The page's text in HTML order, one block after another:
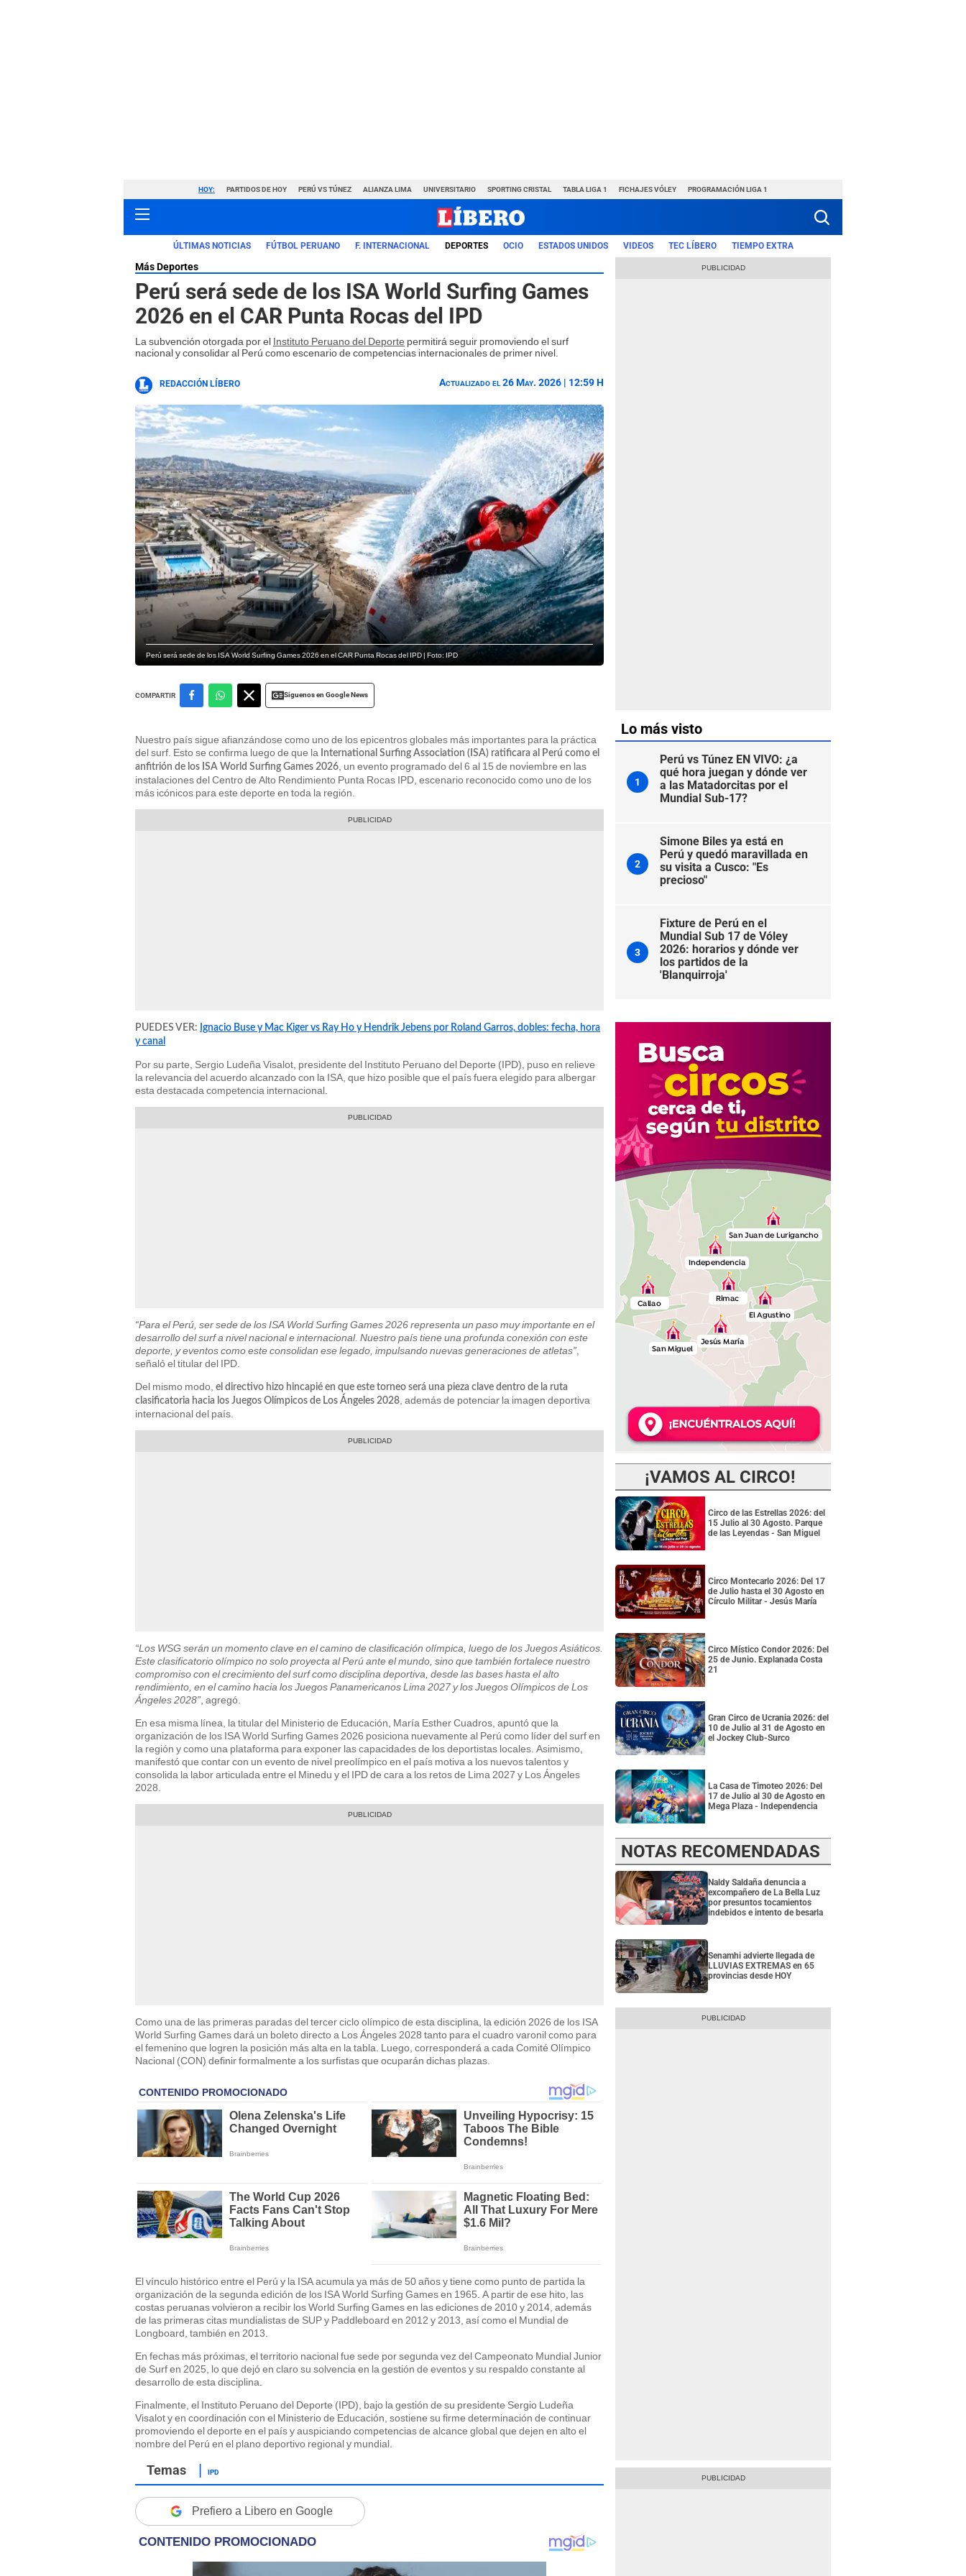
HOY: PARTIDOS DE HOY PERÚ VS TÚNEZ ALIANZA LIMA UNIVERSITARIO SPORTING CRISTAL TABLA LIGA 1 FICHAJES VÓLEY PROGRAMACIÓN LIGA 1
ÚLTIMAS NOTICIAS FÚTBOL PERUANO F. INTERNACIONAL DEPORTES OCIO ESTADOS UNIDOS VIDEOS TEC LÍBERO TIEMPO EXTRA
Más Deportes
Perú será sede de los ISA World Surfing Games
2026 en el CAR Punta Rocas del IPD
La subvención otorgada por el Instituto Peruano del Deporte permitirá seguir promoviendo el surf
nacional y consolidar al Perú como escenario de competencias internacionales de primer nivel.
REDACCIÓN LÍBERO Actualizado el 26 May. 2026 | 12:59 H
Perú será sede de los ISA World Surfing Games 2026 en el CAR Punta Rocas del IPD | Foto: IPD
COMPARTIR Siguenos en Google News
Nuestro país sigue afianzándose como uno de los epicentros globales más importantes para la práctica
del surf. Esto se confirma luego de que la International Surfing Association (ISA) ratificara al Perú como el
anfitrión de los ISA World Surfing Games 2026 , un evento programado del 6 al 15 de noviembre en las
instalaciones del Centro de Alto Rendimiento Punta Rocas IPD, escenario reconocido como uno de los
más icónicos para este deporte en toda la región.
PUEDES VER: Ignacio Buse y Mac Kiger vs Ray Ho y Hendrik Jebens por Roland Garros, dobles: fecha, hora
y canal
Por su parte, Sergio Ludeña Visalot, presidente del Instituto Peruano del Deporte (IPD), puso en relieve
la relevancia del acuerdo alcanzado con la ISA, que hizo posible que el país fuera elegido para albergar
esta destacada competencia internacional.
“Para el Perú, ser sede de los ISA World Surfing Games 2026 representa un paso muy importante en el
desarrollo del surf a nivel nacional e internacional. Nuestro país tiene una profunda conexión con este
deporte, y eventos como este consolidan ese legado, impulsando nuevas generaciones de atletas”
señaló el titular del IPD.
Del mismo modo, el directivo hizo hincapié en que este torneo será una pieza clave dentro de la ruta
clasificatoria hacia los Juegos Olímpicos de Los Ángeles 2028 , además de potenciar la imagen deportiva
internacional del país.
“Los WSG serán un momento clave en el camino de clasificación olímpica, luego de los Juegos Asiáticos.
Este clasificatorio olímpico no solo proyecta al Perú ante el mundo, sino que también fortalece nuestro
compromiso con el crecimiento del surf como disciplina deportiva, desde las bases hasta el alto
rendimiento, en el camino hacia los Juegos Panamericanos Lima 2027 y los Juegos Olímpicos de Los
Ángeles 2028” , agregó.
En esa misma línea, la titular del Ministerio de Educación, María Esther Cuadros, apuntó que la
organización de los ISA World Surfing Games 2026 posiciona nuevamente al Perú como líder del surf en
la región y como una plataforma para exponer las capacidades de los deportistas locales. Asimismo,
manifestó que contar con un evento de nivel preolímpico en el país motiva a los nuevos talentos y
consolida la labor articulada entre el Minedu y el IPD de cara a los retos de Lima 2027 y Los Ángeles
2028.
Como una de las primeras paradas del tercer ciclo olímpico de esta disciplina, la edición 2026 de los ISA
World Surfing Games dará un boleto directo a Los Ángeles 2028 tanto para el cuadro varonil como para
el femenino que logren la posición más alta en la tabla. Luego, corresponderá a cada Comité Olímpico
Nacional (CON) definir formalmente a los surfistas que ocuparán dichas plazas.
El vínculo histórico entre el Perú y la ISA acumula ya más de 50 años y tiene como punto de partida la
organización de la segunda edición de los ISA World Surfing Games en 1965. A partir de ese hito, las
costas peruanas volvieron a recibir los World Surfing Games en las ediciones de 2010 y 2014, además
de las primeras citas mundialistas de SUP y Paddleboard en 2012 y 2013, así como el Mundial de
Longboard, también en 2013.
En fechas más próximas, el territorio nacional fue sede por segunda vez del Campeonato Mundial Junior
de Surf en 2025, lo que dejó en claro su solvencia en la gestión de eventos y su respaldo constante al
desarrollo de esta disciplina.
Finalmente, el Instituto Peruano del Deporte (IPD), bajo la gestión de su presidente Sergio Ludeña
Visalot y en coordinación con el Ministerio de Educación, sostiene su firme determinación de continuar
promoviendo el deporte en el país y auspiciando competencias de alcance global que dejen en alto el
nombre del Perú en el plano deportivo regional y mundial.
IPD
Prefiero a Libero en Google
Lo más visto
1
Perú vs Túnez EN VIVO: ¿a
qué hora juegan y dónde ver
a las Matadorcitas por el
Mundial Sub-17?
2
Simone Biles ya está en
Perú y quedó maravillada en
su visita a Cusco: "Es
precioso"
3
Fixture de Perú en el
Mundial Sub 17 de Vóley
2026: horarios y dónde ver
los partidos de la
'Blanquirroja'
¡VAMOS AL CIRCO!
Circo de las Estrellas 2026: del
15 Julio al 30 Agosto. Parque
de las Leyendas - San Miguel
Circo Montecarlo 2026: Del 17
de Julio hasta el 30 Agosto en
Círculo Militar - Jesús María
Circo Místico Condor 2026: Del
25 de Junio. Explanada Costa
21
Gran Circo de Ucrania 2026: del
10 de Julio al 31 de Agosto en
el Jockey Club-Surco
La Casa de Timoteo 2026: Del
17 de Julio al 30 de Agosto en
Mega Plaza - Independencia
NOTAS RECOMENDADAS
Naldy Saldaña denuncia a
excompañero de La Bella Luz
por presuntos tocamientos
indebidos e intento de besarla
Senamhi advierte llegada de
LLUVIAS EXTREMAS en 65
provincias desde HOY